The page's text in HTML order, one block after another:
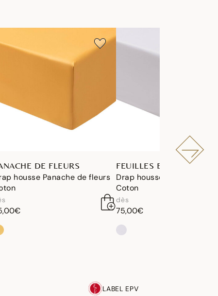
DE FLEURS
housse Panache de fleurs
FEUILLES EN SCÈNE
Drap housse Feuilles en
Coton
dès
75,00€
LABEL EPV